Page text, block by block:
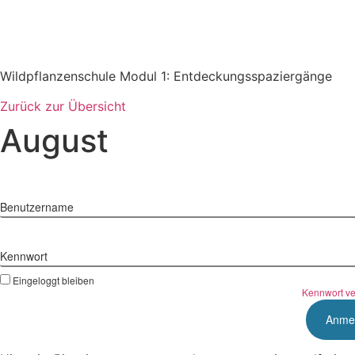
Wildpflanzenschule Modul 1: Entdeckungsspaziergänge
Zurück zur Übersicht
August
Benutzername
Kennwort
Eingeloggt bleiben
Kennwort